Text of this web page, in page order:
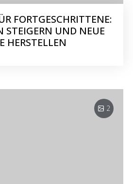
FORTGESCHRITTENE:
STEIGERN UND NEUE
HERSTELLEN
2